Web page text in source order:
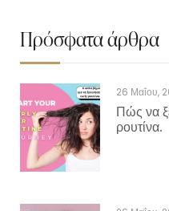
Πρόσφατα άρθρα
26 Μαΐου,
Πώς να
ρουτίνα.